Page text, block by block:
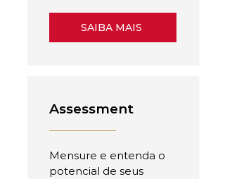
SAIBA MAIS
Assessment
Mensure e entenda o
potencial de seus